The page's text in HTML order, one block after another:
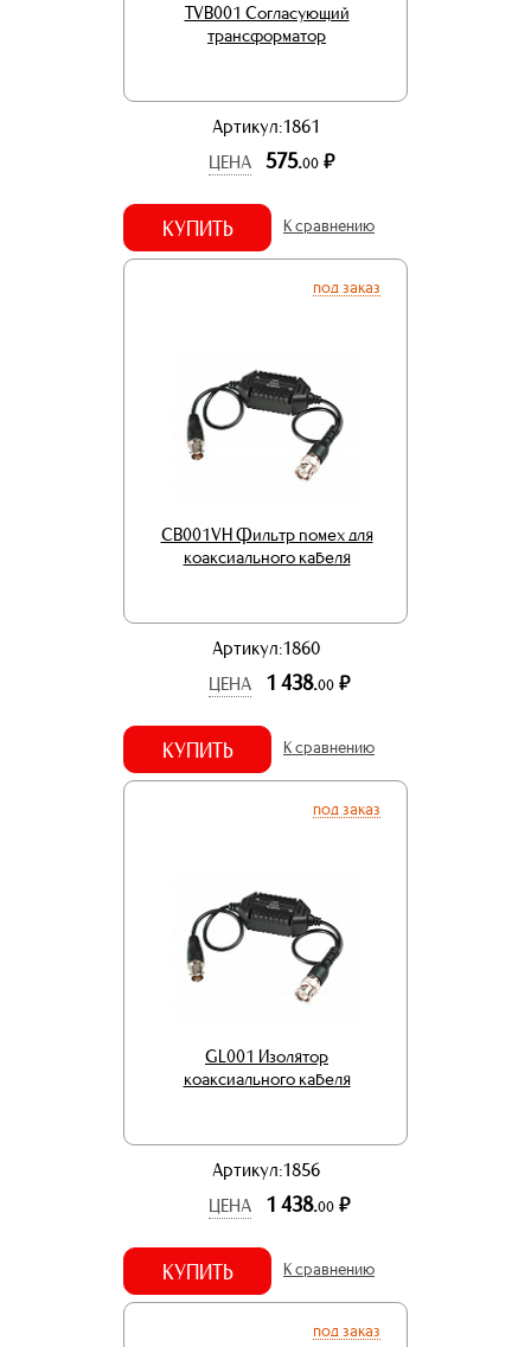
TVB001 Согласующий
трансформатор
Артикул:1861
ЦЕНА
575.00 р.
КУПИТЬ К сравнению
под заказ
CB001VH Фильтр помех для
коаксиального кабеля
Артикул:1860
ЦЕНА
1 438.00 р.
КУПИТЬ К сравнению
под заказ
GL001 Изолятор
коаксиального кабеля
Артикул:1856
ЦЕНА
1 438.00 р.
КУПИТЬ К сравнению
под заказ